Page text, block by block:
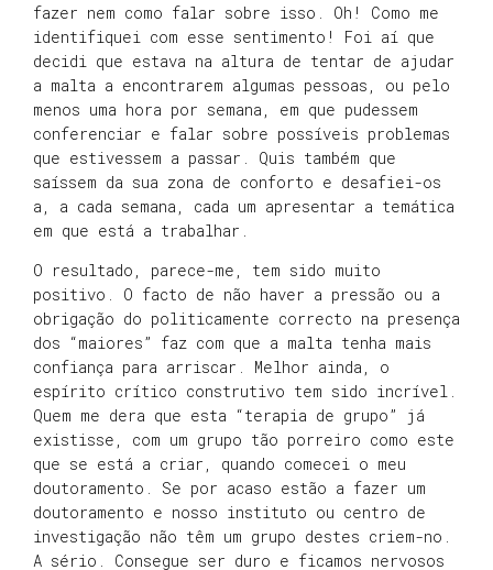
fazer nem como falar sobre isso. Oh! Como me
identifiquei com esse sentimento! Foi aí que
decidi que estava na altura de tentar de ajudar
a malta a encontrarem algumas pessoas, ou pelo
menos uma hora por semana, em que pudessem
conferenciar e falar sobre possíveis problemas
que estivessem a passar. Quis também que
saíssem da sua zona de conforto e desafiei-os
a, a cada semana, cada um apresentar a temática
em que está a trabalhar.
O resultado, parece-me, tem sido muito
positivo. O facto de não haver a pressão ou a
obrigação do politicamente correcto na presença
dos “maiores” faz com que a malta tenha mais
confiança para arriscar. Melhor ainda, o
espírito crítico construtivo tem sido incrível.
Quem me dera que esta “terapia de grupo” já
existisse, com um grupo tão porreiro como este
que se está a criar, quando comecei o meu
doutoramento. Se por acaso estão a fazer um
doutoramento e nosso instituto ou centro de
investigação não têm um grupo destes criem-no.
A sério. Consegue ser duro e ficamos nervosos